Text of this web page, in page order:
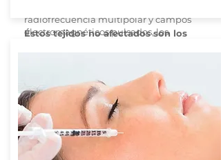
Éstos tejidos no afectados son los
radiofrecuencia multipolar y campos
electromagnéticos pulsados, los
Minimiza la apariencia de las arrugas
faciales de moderadas a graves para dar
a la piel un aspecto sensiblemente más
joven.